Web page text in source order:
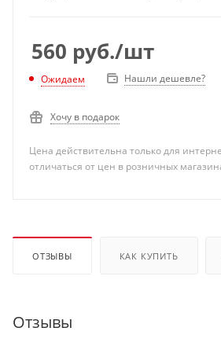
560 руб./шт
Ожидаем Нашли дешевле?
Хочу в подарок
Цена действительна только для
отличаться от цен в розничных
ОТЗЫВЫ КАК КУПИТЬ
Отзывы